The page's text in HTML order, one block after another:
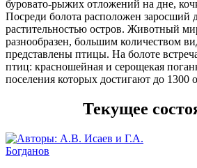
-8.1°
763
83%
5.3
288°
764
83%
4.5
буровато-рыжих отложений на дне,
Посреди болота расположен заросший
растительностью остров. Животный
разнообразен, большим количеством
представлены птицы. На болоте
птиц: красношейная и серощекая
поселения которых достигают до 1300
Текущее